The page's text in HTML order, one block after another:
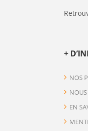
+
NOS
EN